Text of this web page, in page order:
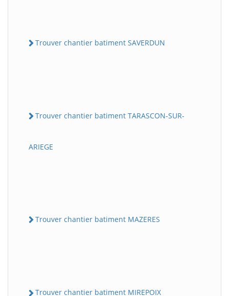
Trouver chantier batiment SAVERDUN
Trouver chantier batiment TARASCON-SUR-
ARIEGE
Trouver chantier batiment MAZERES
Trouver chantier batiment MIREPOIX